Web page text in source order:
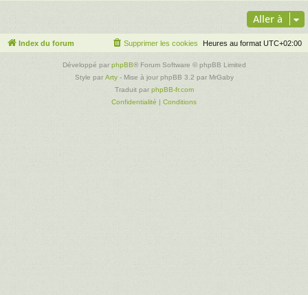
Aller à
Index du forum Heures au format UTC+02:00
Supprimer les cookies
Développé par phpBB® Forum Software © phpBB Limited
Style par Arty- Mise à jour phpBB 3.2 par MrGaby
Traduit par phpBB-fr.com
Confidentialité | Conditions